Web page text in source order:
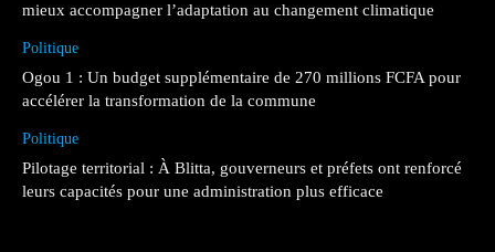
mieux accompagner l’adaptation au changement climatique
Politique
Ogou 1 : Un budget supplémentaire de 270 millions FCFA pour
accélérer la transformation de la commune
Politique
Pilotage territorial : À Blitta, gouverneurs et préfets ont renforcé
leurs capacités pour une administration plus efficace